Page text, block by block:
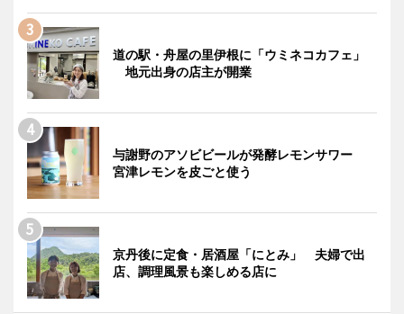
道の駅・舟屋の里伊根に「ウミネコカフェ」
地元出身の店主が開業
与謝野のアソビビールが発酵レモンサワー
宮津レモンを皮ごと使う
京丹後に定食・居酒屋「にとみ」 夫婦で出
店、調理風景も楽しめる店に